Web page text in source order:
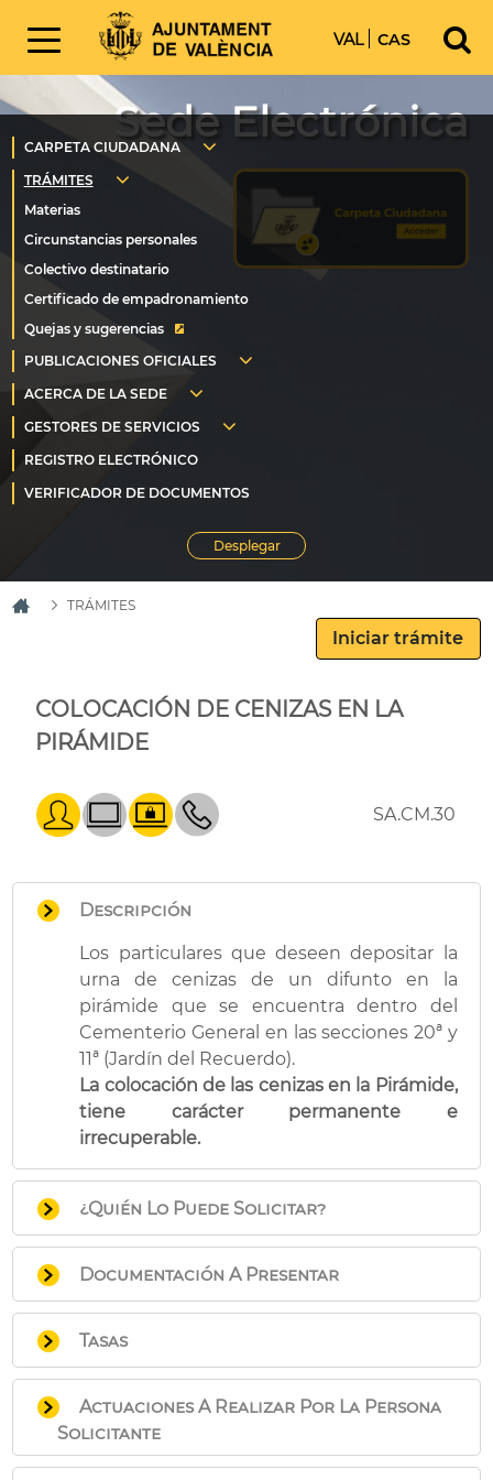
VAL CAS
Sede Electrónica
Quejas y sugerencias
TRÁMITES
COLOCACIÓN DE CENIZAS EN LA
PIRÁMIDE
SA.CM.30
Descripción
Los particulares que deseen depositar la
urna de cenizas de un difunto en la
pirámide que se encuentra dentro del
Cementerio General en las secciones 20ª y
11ª (Jardín del Recuerdo).
La colocación de las cenizas en la Pirámide,
tiene carácter permanente e
irrecuperable.
¿Quién Lo Puede Solicitar?
Particulares que tengan en su propiedad
las cenizas de algún difunto, en custodia
familiar, así como quienes hayan
incinerado un cadáver y deseen colocar las
en nicho de su propiedad o nicho de
restos.
Documentación A Presentar
Impreso de solicitud que puede
descargar en el apartado “Impresos”
de esta misma página,si la solicitud se
realiza presencialmente, acompañado
de la documentación que se indica.
- En las instancias, es obligatorio
Tasas
Tasa
Cuantía: 12,27 euros
Actuaciones A Realizar Por La Persona
Solicitante